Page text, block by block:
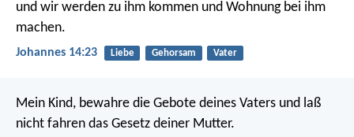
und wir werden zu ihm kommen und Wohnung bei ihm
machen.
Johannes 14:23 Liebe Gehorsam Vater
Mein Kind, bewahre die Gebote deines Vaters und laß
nicht fahren das Gesetz deiner Mutter.